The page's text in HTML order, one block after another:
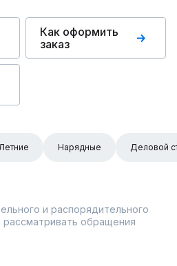
Как оформить
заказ
Нарядные Деловой
и распорядительного
обращения